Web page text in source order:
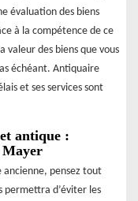
évaluation des biens
à la compétence de ce
valeur des biens que vous
échéant. Antiquaire
et ses services sont
antique :
Mayer
ancienne, pensez tout
permettra d’éviter les